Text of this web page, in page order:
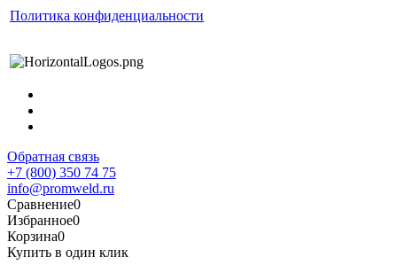
Политика конфиденциальности
Обратная связь
+7 (800) 350 74 75
info@promweld.ru
Сравнение0
Избранное0
Корзина0
Купить в один клик